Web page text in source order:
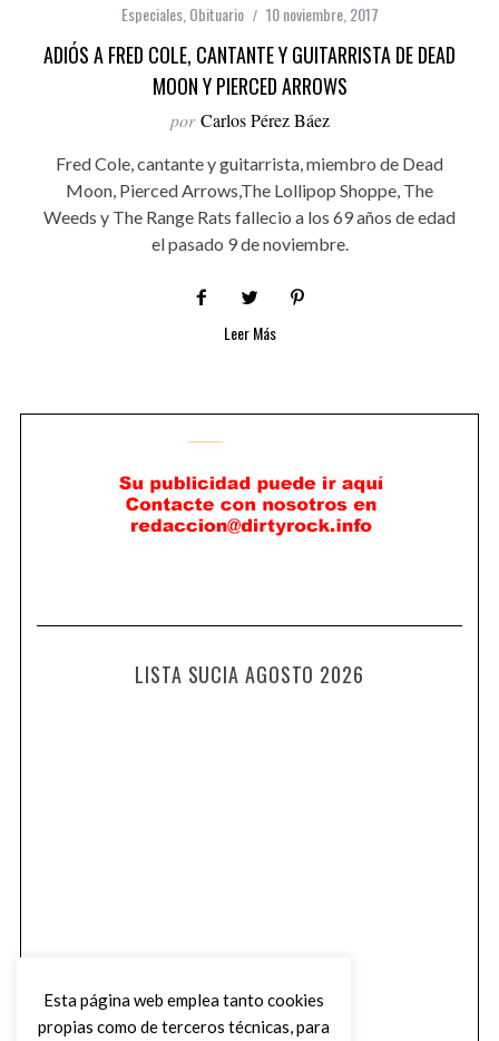
Especiales, Obituario 10 noviembre, 2017
ADIÓS A FRED COLE, CANTANTE Y GUITARRISTA DE DEAD
MOON Y PIERCED ARROWS
por Carlos Pérez Báez
Fred Cole, cantante y guitarrista, miembro de Dead
Moon, Pierced Arrows,The Lollipop Shoppe, The
Weeds y The Range Rats fallecio a los 69 años de edad
el pasado 9 de noviembre.
Leer Más
LISTA SUCIA AGOSTO 2026
Esta página web emplea tanto cookies
propias como de terceros técnicas, para